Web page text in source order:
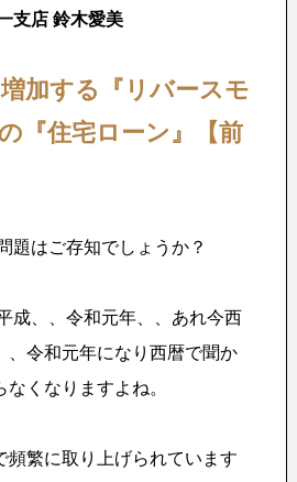
加する『リバースモ
『住宅ローン』【前
題はご存知でしょうか？
成、、令和元年、、あれ今西
、令和元年になり西暦で聞か
くなりますよね。
頻繁に取り上げられています
支店 鈴木愛美